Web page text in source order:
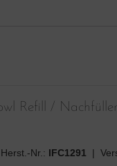
Refill /
Nr.: IFC1291 |